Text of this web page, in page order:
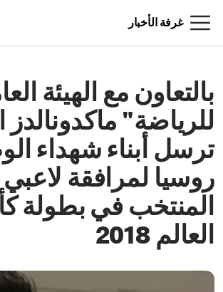
غرفة الأخبار
بالتعاون مع الهيئة
للرياضة"
ترسل أبناء شهداء
روسيا لمرافقة لاعبي
المنتخب في بطولة
العالم 2018